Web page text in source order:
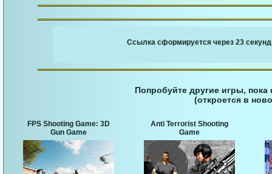
Ссылка сформируется через 23
Попробуйте другие игры,
(откроется в
FPS Shooting Game: 3D
Gun Game
Anti Terrorist Shooting
Game